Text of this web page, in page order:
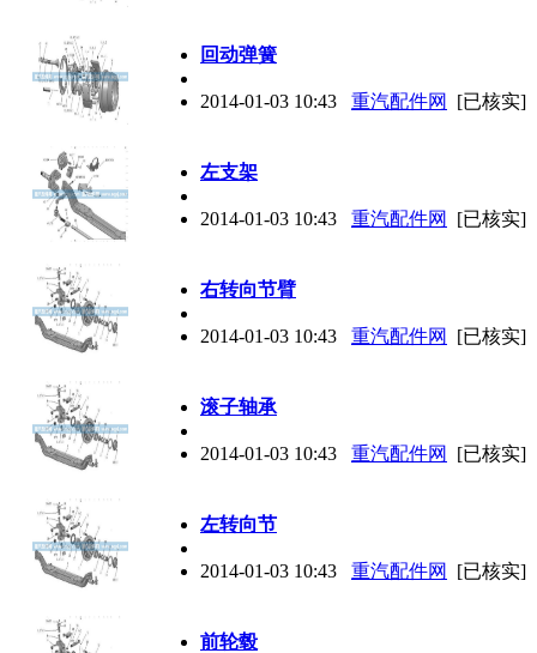
回动弹簧
2014-01-03 10:43 重汽配件网 [已核实]
左支架
2014-01-03 10:43 重汽配件网 [已核实]
右转向节臂
2014-01-03 10:43 重汽配件网 [已核实]
滚子轴承
2014-01-03 10:43 重汽配件网 [已核实]
左转向节
2014-01-03 10:43 重汽配件网 [已核实]
前轮毂